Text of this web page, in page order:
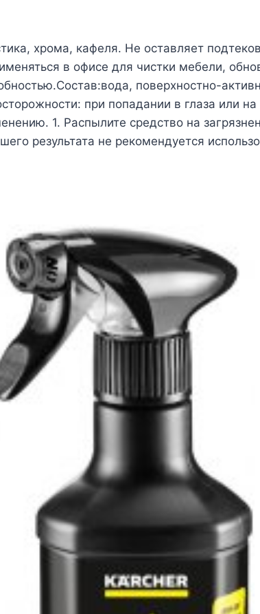
хрома, кафеля. Не оставляет
в офисе для чистки мебели,
поверхностно-
при попадании в глаза или
1. Распылите средство на
результата не рекомендуется